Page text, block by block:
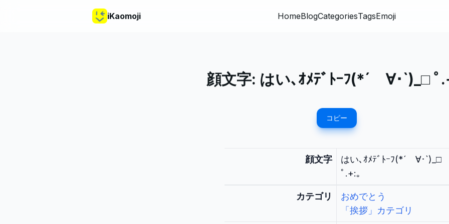
iKaomoji HomeBlogCategoriesTagsEmoji
顔文字: はい､ｵﾒﾃﾞﾄｰﾌ(*´ゝ∀･`)_□ ﾟ
コピー
顔文字
はい､ｵﾒﾃﾞﾄｰﾌ(*´ゝ∀･`)_□
ﾟ.+:｡
カテゴリ
おめでとう
「挨拶」カテゴリ